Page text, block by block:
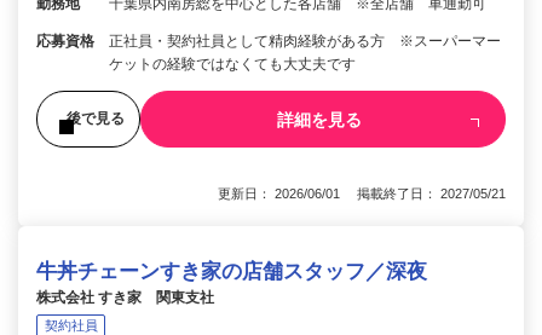
勤務地 千葉県内南房総を中心とした各店舗 ※全店舗 車通勤可
応募資格
正社員・契約社員として精肉経験がある方 ※スーパーマー
ケットの経験ではなくても大丈夫です
後で見る 詳細を見る
更新日： 2026/06/01 掲載終了日： 2027/05/21
牛丼チェーンすき家の店舗スタッフ／深夜
株式会社 すき家 関東支社
契約社員